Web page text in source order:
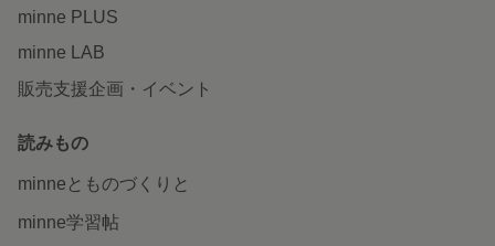
minne PLUS
minne LAB
販売支援企画・イベント
読みもの
minneとものづくりと
minne学習帖